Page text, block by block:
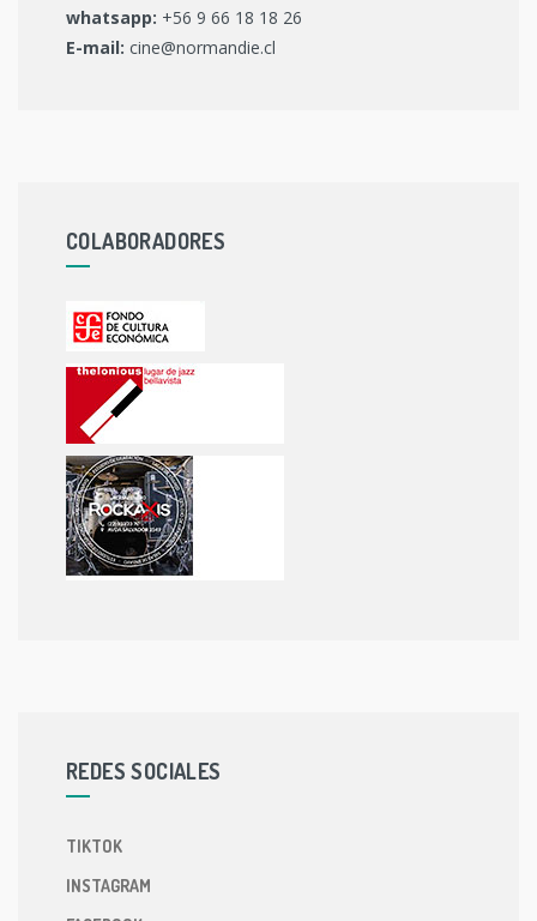
whatsapp: +56 9 66 18 18 26
E-mail: cine@normandie.cl
COLABORADORES
REDES SOCIALES
TIKTOK
INSTAGRAM